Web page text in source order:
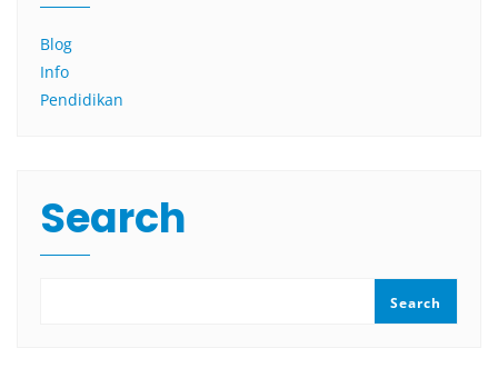
Blog
Info
Pendidikan
Search
Search